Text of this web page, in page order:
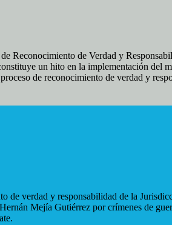
Reconocimiento de Verdad y
un hito en la implementación
de reconocimiento de verdad y
de verdad y responsabilidad de la
Mejía Gutiérrez por crímenes de